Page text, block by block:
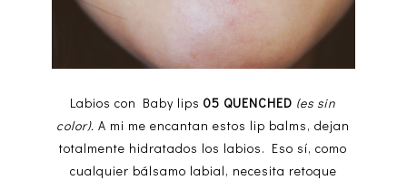
Labios con Baby lips05 QUENCHED (es sin
color).A mi me encantan estos lip balms, dejan
totalmente hidratados los labios. Eso sí, como
cualquier bálsamo labial, necesita retoque